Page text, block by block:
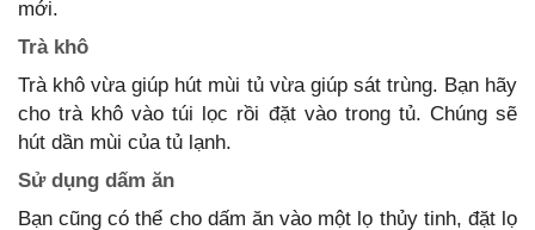
mới.
Trà khô
Trà khô vừa giúp hút mùi tủ vừa giúp sát trùng. Bạn hãy
cho trà khô vào túi lọc rồi đặt vào trong tủ. Chúng sẽ
hút dần mùi của tủ lạnh.
Sử dụng dấm ăn
Bạn cũng có thể cho dấm ăn vào một lọ thủy tinh, đặt lọ